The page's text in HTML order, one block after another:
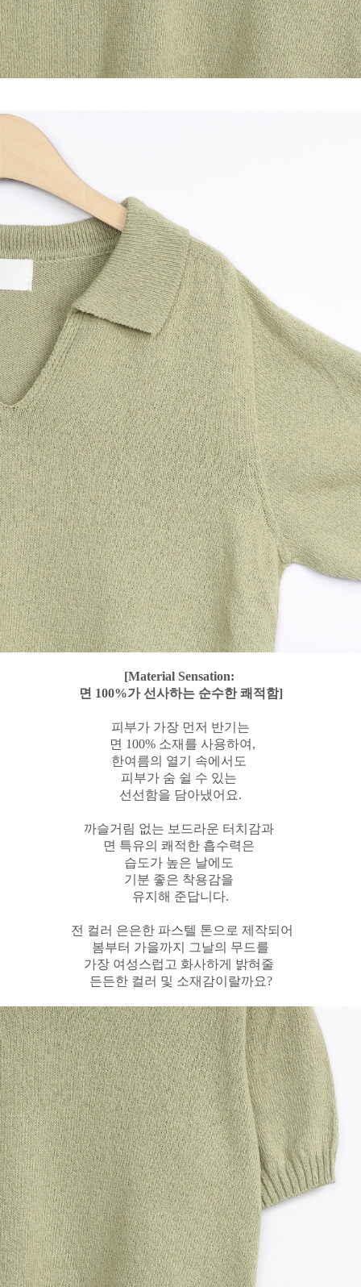
[Material Sensation:
면 100%가 선사하는 순수한 쾌적함]
피부가 가장 먼저 반기는
면 100% 소재를 사용하여,
한여름의 열기 속에서도
피부가 숨 쉴 수 있는
선선함을 담아냈어요.
까슬거림 없는 보드라운 터치감과
면 특유의 쾌적한 흡수력은
습도가 높은 날에도
기분 좋은 착용감을
유지해 준답니다.
전 컬러 은은한 파스텔 톤으로 제작되어
봄부터 가을까지 그날의 무드를
가장 여성스럽고 화사하게 밝혀줄
든든한 컬러 및 소재감이랄까요?